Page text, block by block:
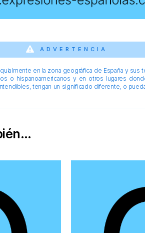
ADVERTENCIA
en la zona geográfica de España y sus
o hispanoamericanos y en otros lugares
tengan un significado diferente, o